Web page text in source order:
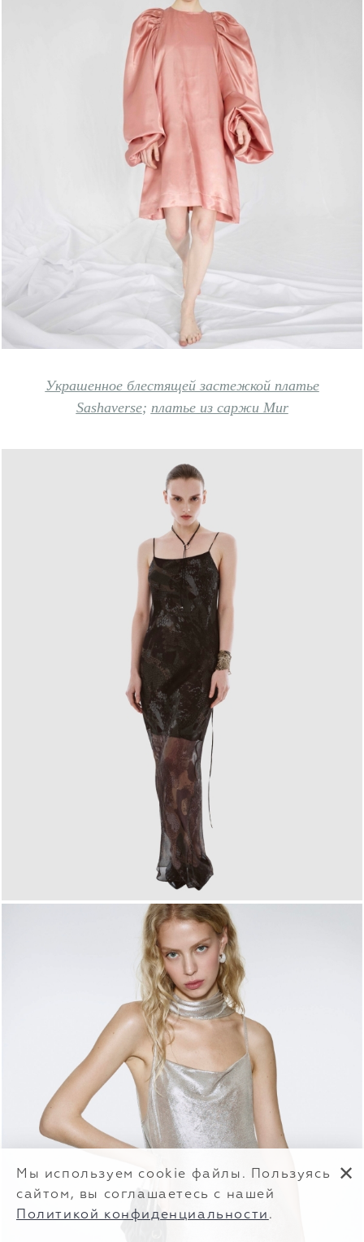
Украшенное блестящей застежкой платье
Sashaverse; платье из саржи Mur
Мы используем cookie файлы. Пользуясь
сайтом, вы соглашаетесь с нашей
Политикой конфиденциальности .
✕